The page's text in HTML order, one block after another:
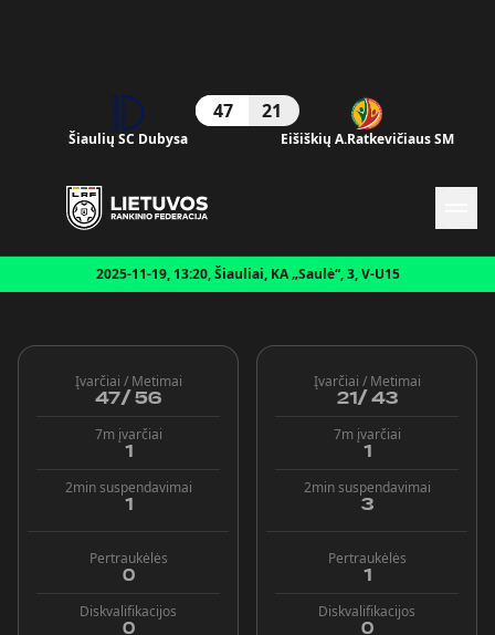
Naujienos
Rinktinės
Čempionatai
Antidopingas
2025-11-19, 13:20, Šiauliai, KA „Saulė“, 3, V-U15
Šiaulių SC Dubysa
47 21
Eišiškių A.Ratkevičiaus SM
Įvarčiai / Metimai
47/ 56
7m įvarčiai
1
2min suspendavimai
1
Pertraukėlės
0
Diskvalifikacijos
0
Įvarčiai / Metimai
21/ 43
7m įvarčiai
1
2min suspendavimai
3
Pertraukėlės
1
Diskvalifikacijos
0